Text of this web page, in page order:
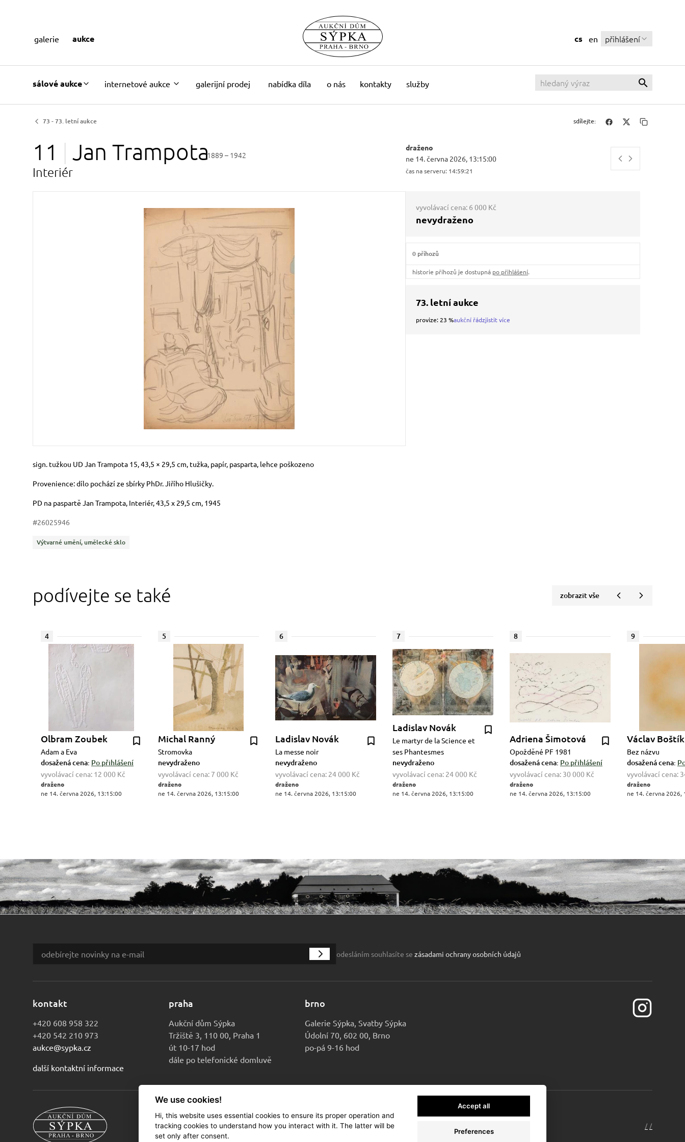
sálové aukce internetové aukce galerijní prodej nabídka díla o nás kontakty služby
cs en přihlášení
galerie aukce
73 - 73. letní aukce sdílejte:
11 Jan Trampota1889 – 1942
Interiér
draženo
ne 14. června 2026, 13:15:00
čas na serveru: 14:59:22
Rozměry
Stručný popis předmětu
sign. tužkou UD Jan Trampota 15, 43,5 × 29,5 cm, tužka, papír, pasparta, lehce poškozeno
Provenience: dílo pochází ze sbírky PhDr. Jiřího Hlušičky.
PD na paspartě Jan Trampota, Interiér, 43,5 x 29,5 cm, 1945
#26025946
Kategorie
Výtvarné umění, umělecké sklo
vyvolávací cena: 6 000 Kč
nevydraženo
0 příhozů
historie příhozů je dostupná po přihlášení.
73. letní aukce
provize: 23 %aukční řádzjistit více
podívejte se také zobrazit vše
4
Olbram Zoubek
Adam a Eva
dosažená cena: Po přihlášení
vyvolávací cena: 12 000 Kč
draženo
ne 14. června 2026, 13:15:00
5
Michal Ranný
Stromovka
nevydraženo
vyvolávací cena: 7 000 Kč
draženo
ne 14. června 2026, 13:15:00
6
Ladislav Novák
La messe noir
nevydraženo
vyvolávací cena: 24 000 Kč
draženo
ne 14. června 2026, 13:15:00
7
Ladislav Novák
Le martyr de la Science et
ses Phantesmes
nevydraženo
vyvolávací cena: 24 000 Kč
draženo
ne 14. června 2026, 13:15:00
8
Adriena Šimotová
Opožděné PF 1981
dosažená cena: Po přihlášení
vyvolávací cena: 30 000 Kč
draženo
ne 14. června 2026, 13:15:00
9
Václav Boštík
Bez názvu
dosažená cena:
vyvolávací cena:
draženo
ne 14. června 2026,
odesláním souhlasíte se zásadami ochrany osobních údajů
kontakt
+420 608 958 322
+420 542 210 973
aukce@sypka.cz
další kontaktní informace
praha
Aukční dům Sýpka
Tržiště 3, 110 00, Praha 1
út 10-17 hod
dále po telefonické domluvě
brno
Galerie Sýpka, Svatby Sýpka
Údolní 70, 602 00, Brno
po-pá 9-16 hod
Ochrana osobních údajůCookiesNastavení cookies
© 2010-2026 Aukční dům Sýpka / *
/
We use cookies!
Hi, this website uses essential cookies to ensure its proper operation and
tracking cookies to understand how you interact with it. The latter will be
set only after consent.
Accept all
Preferences